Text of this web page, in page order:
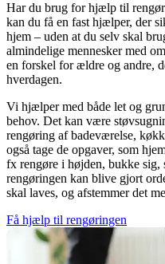
Har du brug for hjælp til
kan du få en fast hjælper, der
hjem – uden at du selv skal
almindelige mennesker med
en forskel for ældre og andre,
hverdagen.
Vi hjælper med både let og
behov. Det kan være
rengøring af badeværelse,
også tage de opgaver, som
fx rengøre i højden, bukke sig,
rengøringen kan blive gjort
skal laves, og afstemmer det
Få hjælp til rengøringen